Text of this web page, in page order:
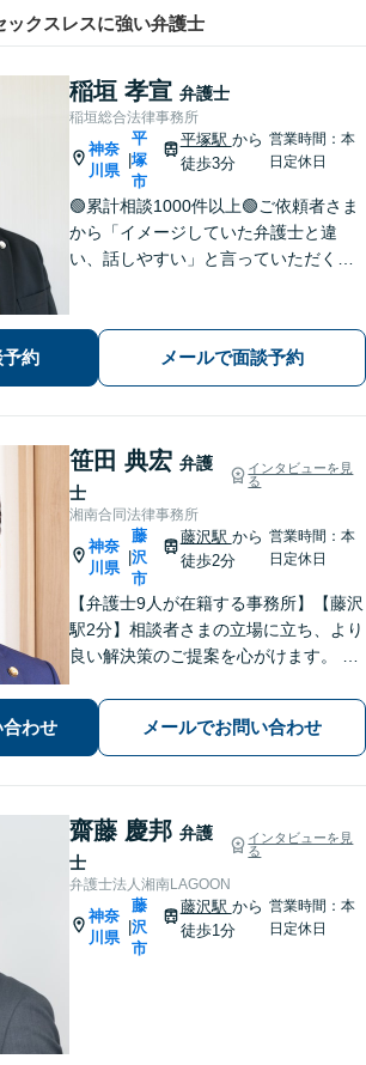
ックスレスに強い弁護士
稲垣 孝宣 弁護士
稲垣総合法律事務所
神奈
川県
平
塚
市
平塚駅 から
徒歩3分
営業時間：本
日定休日
🟢累計相談1000件以上🟢ご依頼者さま
から「イメージしていた弁護士と違
い、話しやすい」と言っていただくこ
ニケーションをいたします！【債務整
理のご相談は何度でも無料】【平塚駅3
分】
約 メールで面談予約
笹田 典宏 弁護
士
インタビューを見
る
湘南合同法律事務所
神奈
川県
藤
沢
市
藤沢駅 から
徒歩2分
営業時間：本
日定休日
【弁護士9人が在籍する事務所】【藤沢
駅2分】相談者さまの立場に立ち、より
良い解決策のご提案を心がけます。 刑
言、 労働・雇用、 企業法務など幅広く
対応できます。お気軽にご相談くださ
い。
わせ メールでお問い合わせ
齋藤 慶邦 弁護
士
インタビューを見
る
弁護士法人湘南LAGOON
神奈
川県
藤
沢
市
藤沢駅 から
徒歩1分
営業時間：本
日定休日